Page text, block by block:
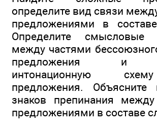
определите вид связи
предложениями в
Определите смысловые
между частями
предложения и
интонационную
предложения. Объясните
знаков препинания
предложениями в составе